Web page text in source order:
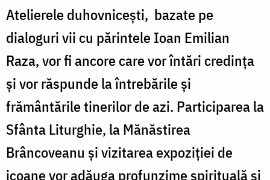
Atelierele duhovnicești, bazate pe
dialoguri vii cu părintele Ioan Emilian
Raza, vor fi ancore care vor întări credința
și vor răspunde la întrebările și
frământările tinerilor de azi. Participarea la
Sfânta Liturghie, la Mănăstirea
Brâncoveanu și vizitarea expoziției de
icoane vor adăuga profunzime spirituală și